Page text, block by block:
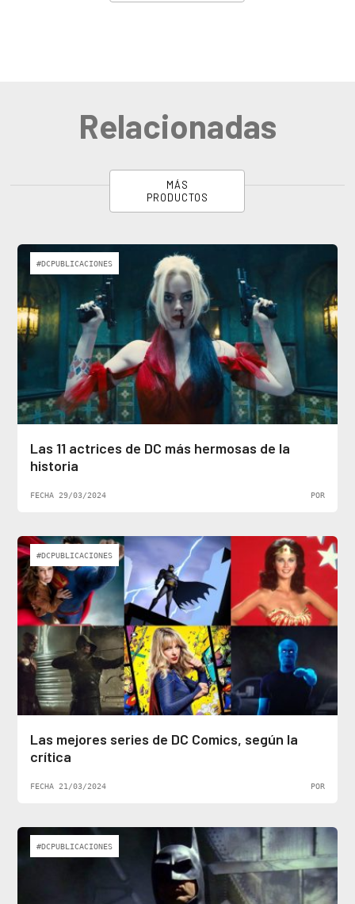
Relacionadas
MÁS
PRODUCTOS
#DCPUBLICACIONES
Las 11 actrices de DC más hermosas de la
historia
FECHA 29/03/2024 POR
#DCPUBLICACIONES
Las mejores series de DC Comics, según la
crítica
FECHA 21/03/2024 POR
#DCPUBLICACIONES